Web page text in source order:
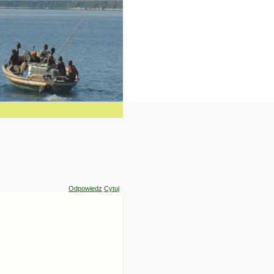
Odpowiedz Cytuj